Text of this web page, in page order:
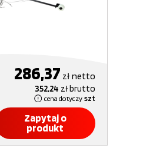
286,37 złnetto
352,24 złbrutto
cena dotyczy szt
Zapytaj o
produkt